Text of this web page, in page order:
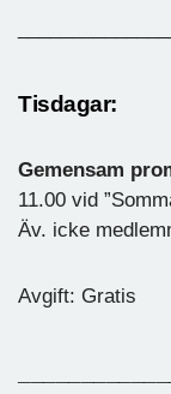
Tisdagar:
Gemensam
11.00 vid
Äv. icke
Avgift: Gratis